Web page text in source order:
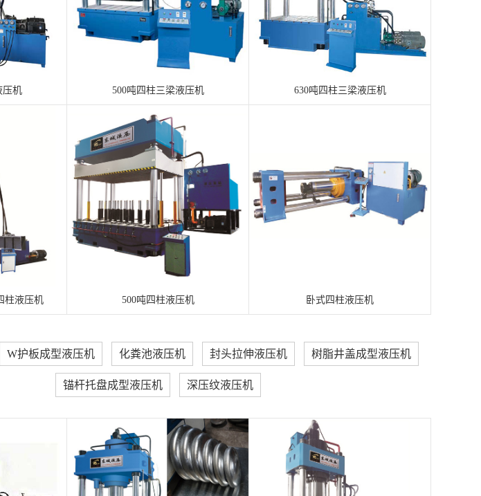
压机 500吨四柱三梁液压机 630吨四柱三梁液压机
柱液压机 500吨四柱液压机 卧式四柱液压机
W护板成型液压机 化粪池液压机 封头拉伸液压机 树脂井盖成型液压机
锚杆托盘成型液压机 深压纹液压机